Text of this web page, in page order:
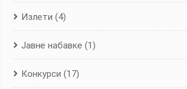
Излети (4)
Јавне набавке (1)
Конкурси (17)